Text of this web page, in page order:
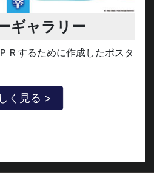
ギャラリー
Ｒするために作成したポスタ
く見る >